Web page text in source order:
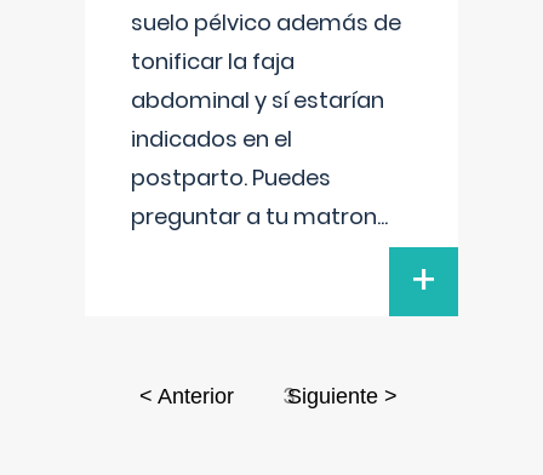
suelo pélvico además de
tonificar la faja
abdominal y sí estarían
indicados en el
postparto. Puedes
preguntar a tu matron...
+
< Anterior 3Siguiente >